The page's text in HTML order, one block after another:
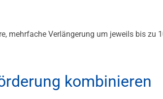
mehrfache Verlängerung um jeweils bis zu
kombinieren